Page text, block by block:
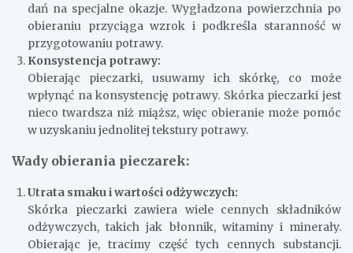
dań na specjalne okazje. Wygładzona powierzchnia po
obieraniu przyciąga wzrok i podkreśla staranność w
przygotowaniu potrawy.
Konsystencja potrawy:
Obierając pieczarki, usuwamy ich skórkę, co może
wpłynąć na konsystencję potrawy. Skórka pieczarki jest
nieco twardsza niż miąższ, więc obieranie może pomóc
w uzyskaniu jednolitej tekstury potrawy.
Wady obierania pieczarek:
Utrata smaku i wartości odżywczych:
Skórka pieczarki zawiera wiele cennych składników
odżywczych, takich jak błonnik, witaminy i minerały.
Obierając je, tracimy część tych cennych substancji.